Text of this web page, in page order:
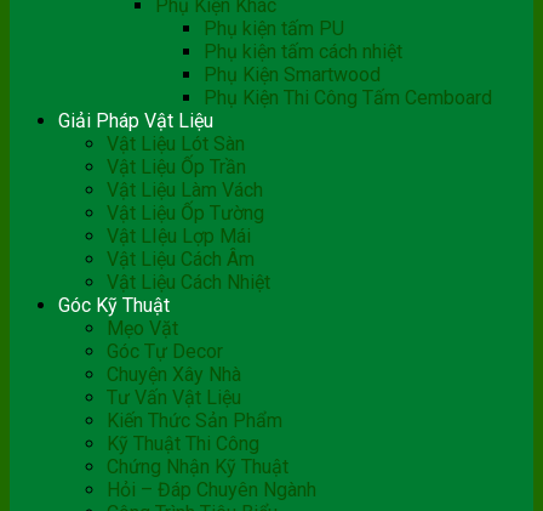
Phụ Kiện Khác
Phụ kiện tấm PU
Phụ kiện tấm cách nhiệt
Phụ Kiện Smartwood
Phụ Kiện Thi Công Tấm Cemboard
Giải Pháp Vật Liệu
Vật Liệu Lót Sàn
Vật Liệu Ốp Trần
Vật Liệu Làm Vách
Vật Liệu Ốp Tường
Vật LIệu Lợp Mái
Vật Liệu Cách Âm
Vật Liệu Cách Nhiệt
Góc Kỹ Thuật
Mẹo Vặt
Góc Tự Decor
Chuyện Xây Nhà
Tư Vấn Vật Liệu
Kiến Thức Sản Phẩm
Kỹ Thuật Thi Công
Chứng Nhận Kỹ Thuật
Hỏi – Đáp Chuyên Ngành